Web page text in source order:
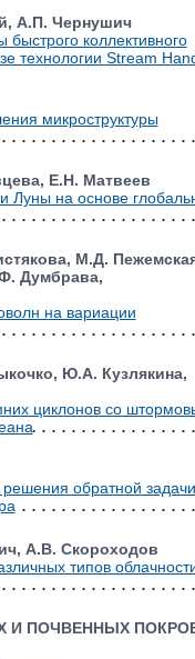
А.П. Чернушич
коллективного
технологии Stream
микроструктуры
Е.Н. Матвеев
Луны на основе
М.Д.
Думбрава,
на вариации
Ю.А. Кузлякина,
циклонов со
решения обратной задачи
А.В. Скороходов
типов
И ПОЧВЕННЫХ